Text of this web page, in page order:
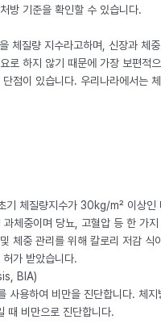
방 기준을 확인할 수 있습니다.
체질량 지수라고하며, 신장과 체
로 하지 않기 때문에 가장 보편적
점이 있습니다. 우리나라에서는
기 체질량지수가 30kg/m² 이상인
체중이며 당뇨, 고혈압 등 한 가지
체중 관리를 위해 칼로리 저감 식
가 받았습니다.
BIA)
사용하여 비만을 진단합니다. 체지
때 비만으로 진단합니다.